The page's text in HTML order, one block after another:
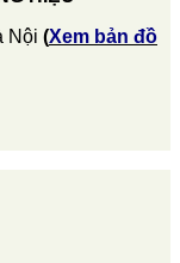
Nội (Xem bản đồ